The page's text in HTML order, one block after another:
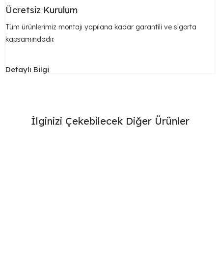
Ücretsiz Kurulum
Tüm ürünlerimiz montajı yapılana kadar garantili ve sigorta
kapsamındadır.
Detaylı Bilgi
İlginizi Çekebilecek Diğer Ürünler